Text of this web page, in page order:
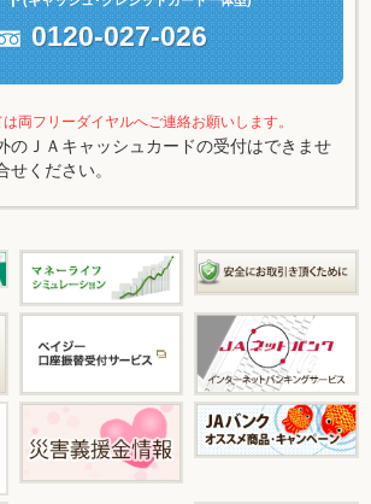
0120-027-026
両フリーダイヤルへご連絡お願いします。
のＪＡキャッシュカードの受付はできませ
せください。